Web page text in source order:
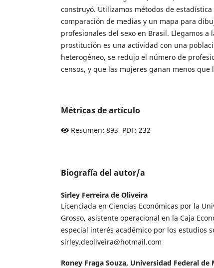
construyó. Utilizamos métodos de
comparación de medias y un mapa para
profesionales del sexo en Brasil. Llegamos a
prostitución es una actividad con una
heterogéneo, se redujo el número de
censos, y que las mujeres ganan menos que
Métricas de artículo
Resumen: 893 PDF: 232
Biografía del autor/a
Sirley Ferreira de Oliveira
Licenciada en Ciencias Económicas por la
Grosso, asistente operacional en la Caja
especial interés académico por los estudios
sirley.deoliveira@hotmail.com
Roney Fraga Souza, Universidad Federal de